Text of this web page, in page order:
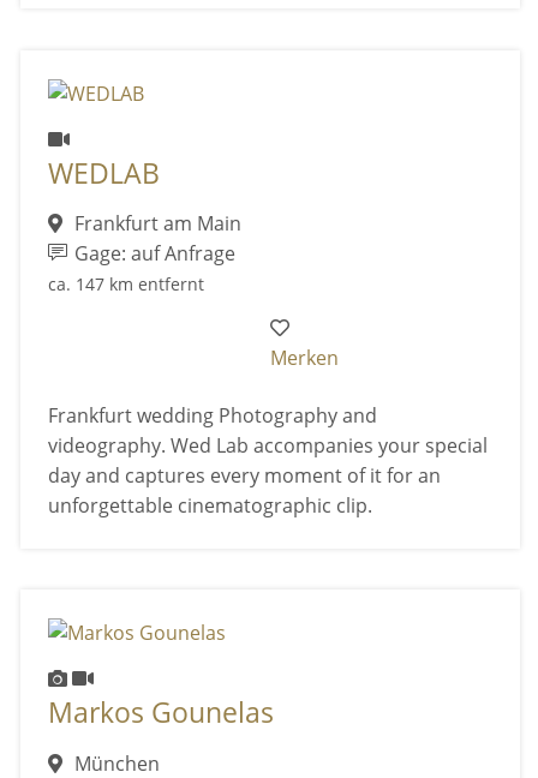
WEDLAB
Frankfurt am Main
Gage: auf Anfrage
ca. 147 km entfernt
Merken
Frankfurt wedding Photography and
videography. Wed Lab accompanies your special
day and captures every moment of it for an
unforgettable cinematographic clip.
Markos Gounelas
München